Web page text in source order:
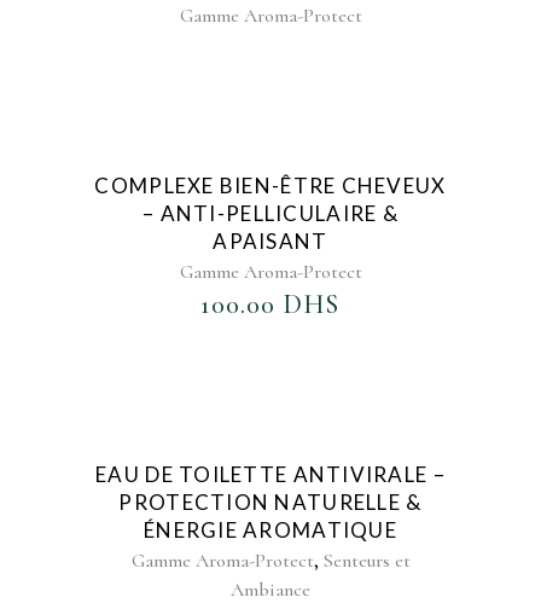
Gamme Aroma-Protect
COMPLEXE BIEN-ÊTRE CHEVEUX
– ANTI-PELLICULAIRE &
APAISANT
Gamme Aroma-Protect
100.00 DHS
EAU DE TOILETTE ANTIVIRALE –
PROTECTION NATURELLE &
ÉNERGIE AROMATIQUE
Gamme Aroma-Protect, Senteurs et
Ambiance